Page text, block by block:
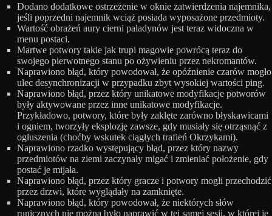
Dodano dodatkowe ostrzeżenie w oknie zatwierdzenia najemnika,
jeśli poprzedni najemnik wciąż posiada wyposażone przedmioty.
Wartość obrażeń aury cierni paladynów jest teraz widoczna w
menu postaci.
Martwe potwory takie jak trupi magowie powrócą teraz do
swojego pierwotnego stanu po ożywieniu przez nekromantów.
Naprawiono błąd, który powodował, że opóźnienie czarów mogło
ulec desynchronizacji w przypadku zbyt wysokiej wartości ping.
Naprawiono błąd, przez który unikatowe modyfikacje potworów
były aktywowane przez inne unikatowe modyfikacje.
Przykładowo, potwory, które były zaklęte zarówno błyskawicami
i ogniem, tworzyły eksplozję zawsze, gdy musiały się otrząsnąć z
ogłuszenia (choćby wskutek ciągłych trafień Okrzykami).
Naprawiono rzadko występujący błąd, przez który nazwy
przedmiotów na ziemi zaczynały migać i zmieniać położenie, gdy
postać je mijała.
Naprawiono błąd, przez który gracze i potwory mogli przechodzić
przez drzwi, które wyglądały na zamknięte.
Naprawiono błąd, który powodował, że niektórych słów
runicznych nie można było naprawić w tej samej sesji, w której je